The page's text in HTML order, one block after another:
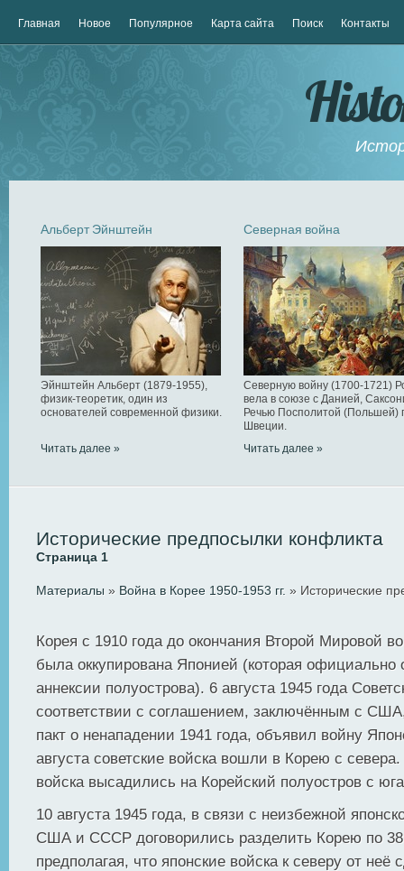
Главная Новое Популярное Карта сайта Поиск Контакты
Альберт Эйнштейн
Эйнштейн Альберт (1879-1955),
физик-теоретик, один из
основателей современной физики.
Читать далее »
Северная война
Северную войну (1700-1721)
вела в союзе с Данией,
Речью Посполитой (Польшей)
Швеции.
Читать далее »
Исторические предпосылки конфликта
Страница 1
Материалы » Война в Корее 1950-1953 гг. » Исторические
Корея с 1910 года до окончания Второй Мировой
была оккупирована Японией (которая официально
аннексии полуострова). 6 августа 1945 года
соответствии с соглашением, заключённым с
пакт о ненападении 1941 года, объявил войну
августа советские войска вошли в Корею с
войска высадились на Корейский полуостров с
10 августа 1945 года, в связи с неизбежной
США и СССР договорились разделить Корею по
предполагая, что японские войска к северу от неё